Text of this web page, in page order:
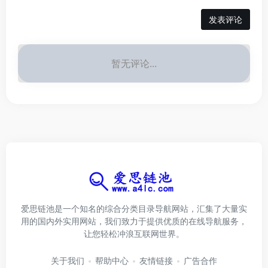
发表评论
暂无评论...
爱思链池是一个知名的综合分类目录导航网站，汇集了大量实
用的国内外实用网站，我们致力于提供优质的在线导航服务，
让您轻松冲浪互联网世界。
关于我们 帮助中心 友情链接 广告合作